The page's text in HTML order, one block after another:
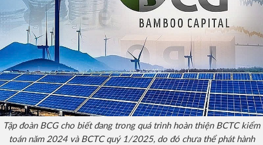
Tập đoàn BCG cho biết đang trong quá trình hoàn thiện BCTC kiểm
toán năm 2024 và BCTC quý 1/2025, do đó chưa thể phát hành